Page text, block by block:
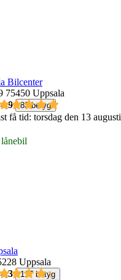
Bilcenter
75450 Uppsala
4,9
83 betyg
få tid: torsdag den 13 augusti
Uppsala
4,3
117 betyg